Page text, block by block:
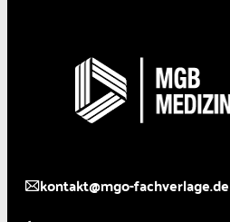
kontakt@mgo-fachverlage.de